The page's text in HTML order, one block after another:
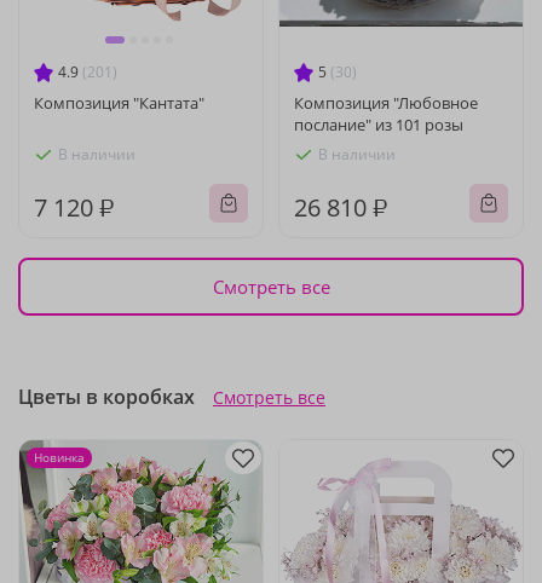
4.9 (201)
Композиция "Кантата"
В наличии
7 120 ₽
5 (30)
Композиция "Любовное
послание" из 101 розы
В наличии
26 810 ₽
Смотреть все
Цветы в коробках Смотреть все
Новинка